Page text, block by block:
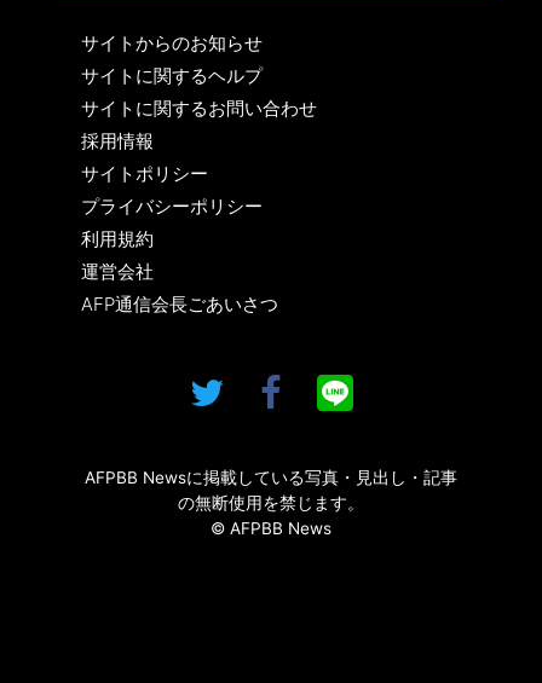
サイトからのお知らせ
サイトに関するヘルプ
サイトに関するお問い合わせ
採用情報
サイトポリシー
プライバシーポリシー
利用規約
運営会社
AFP通信会長ごあいさつ
AFPBB Newsに掲載している写真・見出し・記事
の無断使用を禁じます。
© AFPBB News